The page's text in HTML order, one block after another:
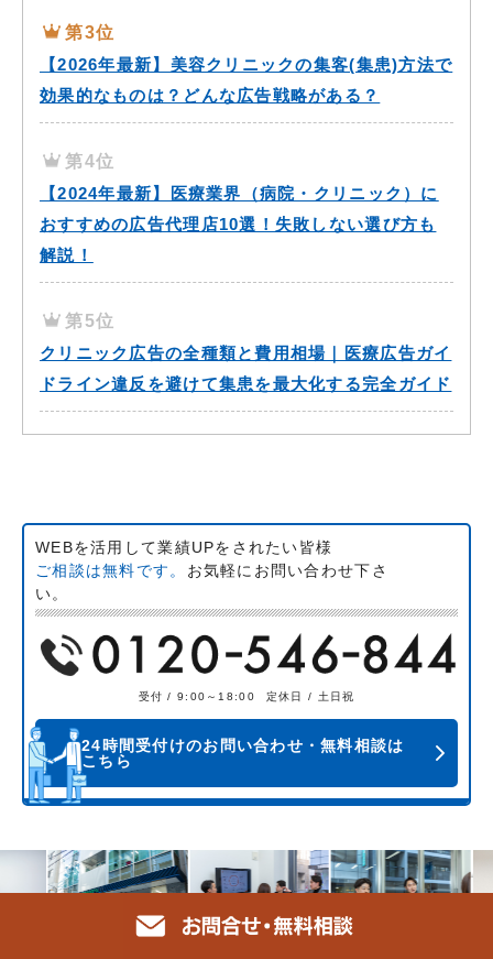
第3位
【2026年最新】美容クリニックの集客(集患)方法で
効果的なものは？どんな広告戦略がある？
第4位
【2024年最新】医療業界（病院・クリニック）に
おすすめの広告代理店10選！失敗しない選び方も
解説！
第5位
クリニック広告の全種類と費用相場｜医療広告ガイ
ドライン違反を避けて集患を最大化する完全ガイド
WEBを活用して業績UPをされたい皆様
ご相談は無料です。 お気軽にお問い合わせ下さ
い。
受付 / 9:00～18:00 定休日 / 土日祝
24時間受付けのお問い合わせ・無料相談は
こちら